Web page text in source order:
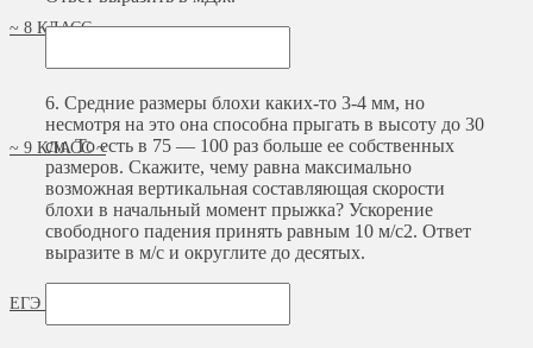
~ 8 КЛАСС ~
~ 9 КЛАСС ~
ЕГЭ ПО ФИЗИКЕ
6. Средние размеры блохи каких-то 3-4 мм, но
несмотря на это она способна прыгать в высоту до 30
см. То есть в 75 — 100 раз больше ее собственных
размеров. Скажите, чему равна максимально
возможная вертикальная составляющая скорости
блохи в начальный момент прыжка? Ускорение
свободного падения принять равным 10 м/с2. Ответ
выразите в м/с и округлите до десятых.